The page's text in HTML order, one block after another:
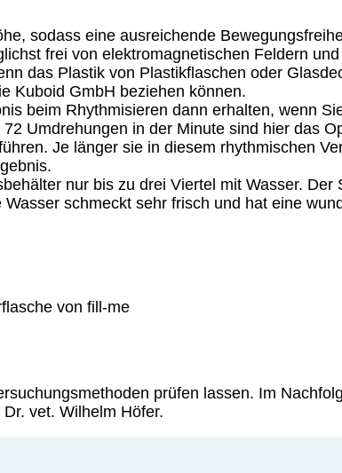
sodass eine ausreichende
frei von elektromagnetischen Feldern
das Plastik von Plastikflaschen oder
Kuboid GmbH beziehen können.
beim Rhythmisieren dann erhalten, wenn
Umdrehungen in der Minute sind hier das
Je länger sie in diesem rhythmischen
nur bis zu drei Viertel mit Wasser. Der
schmeckt sehr frisch und hat eine
von fill-me
prüfen lassen. Im
vet. Wilhelm Höfer.